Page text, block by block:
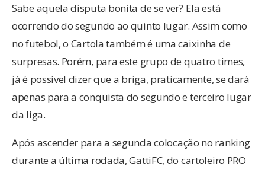
Sabe aquela disputa bonita de se ver? Ela está
ocorrendo do segundo ao quinto lugar. Assim como
no futebol, o Cartola também é uma caixinha de
surpresas. Porém, para este grupo de quatro times,
já é possível dizer que a briga, praticamente, se dará
apenas para a conquista do segundo e terceiro lugar
da liga.
Após ascender para a segunda colocação no ranking
durante a última rodada, GattiFC, do cartoleiro PRO